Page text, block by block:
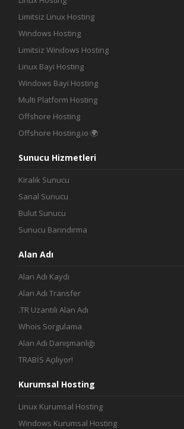
Limitsiz Linux Hosting
Windows Hosting
Limitsiz Windows Hosting
Linux Bayi Hosting
Windows Bayi Hosting
Multi Platform Hosting
Offshore Hosting
Offshore Hosting.io 🌍
Sunucu Hizmetleri
Kiralık Sunucu
Sanal Sunucu
Bulut Sunucu
Sunucu Barındırma
Alan Adı
Alan Adı Kaydı
Alan Adı Transfer
.TR Uzantılı Alan Adı
Whois Sorgulama
Alan Adı Danışmanlığı
TRABİS Açılıyor!
Kurumsal Hosting
Linux Kurumsal Hosting
Windows Kurumsal Hosting